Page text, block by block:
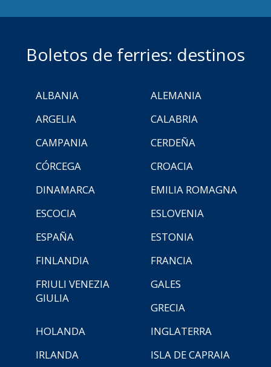
Boletos de ferries: destinos
ALBANIA
ALEMANIA
ARGELIA
CALABRIA
CAMPANIA
CERDEÑA
CÓRCEGA
CROACIA
DINAMARCA
EMILIA ROMAGNA
ESCOCIA
ESLOVENIA
ESPAÑA
ESTONIA
FINLANDIA
FRANCIA
FRIULI VENEZIA
GIULIA
GALES
GRECIA
HOLANDA
INGLATERRA
IRLANDA
ISLA DE CAPRAIA